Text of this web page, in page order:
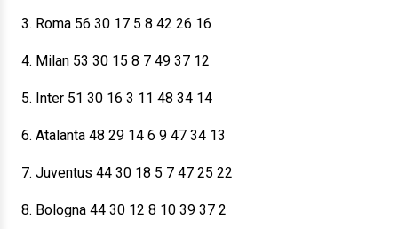
3. Roma 56 30 17 5 8 42 26 16
4. Milan 53 30 15 8 7 49 37 12
5. Inter 51 30 16 3 11 48 34 14
6. Atalanta 48 29 14 6 9 47 34 13
7. Juventus 44 30 18 5 7 47 25 22
8. Bologna 44 30 12 8 10 39 37 2